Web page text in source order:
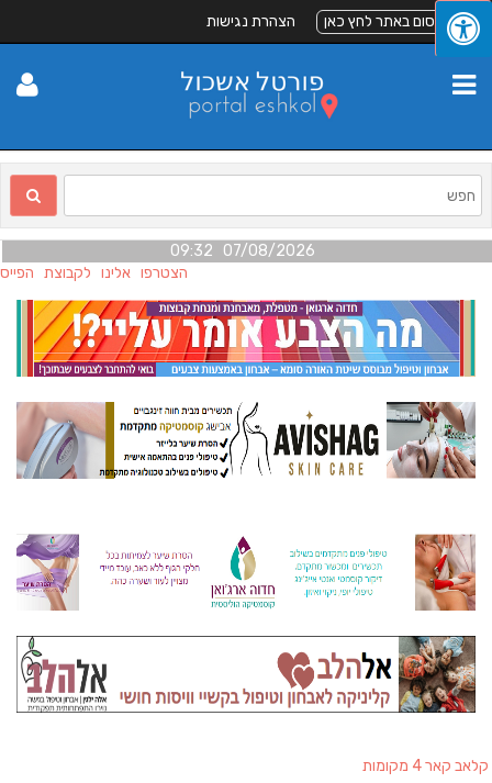
לפרסום באתר לחץ כאן הצהרת נגישות
07/08/2026 09:32
הצטרפו אלינו לקבוצת
קלאב קאר 4 מקומות